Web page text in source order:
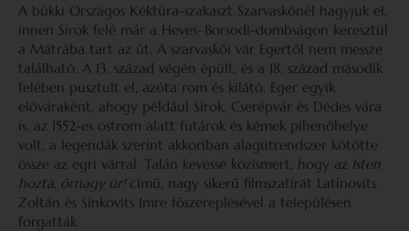
A bükki Országos Kéktúra-szakaszt Szarvaskőnél hagyjuk el,
innen Sirok felé már a Heves–Borsodi-dombságon keresztül
a Mátrába tart az út. A szarvaskői vár Egertől nem messze
található. A 13. század végén épült, és a 18. század második
felében pusztult el, azóta rom és kilátó. Eger egyik
előváraként, ahogy például Sirok, Cserépvár és Dédes vára
is, az 1552-es ostrom alatt futárok és kémek pihenőhelye
volt, a legendák szerint akkoriban alagútrendszer kötötte
össze az egri várral. Talán kevéssé közismert, hogy az Isten
hozta, őrnagy úr! című, nagy sikerű filmszatírát Latinovits
Zoltán és Sinkovits Imre főszereplésével a településen
forgatták.